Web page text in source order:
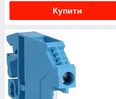
Купити